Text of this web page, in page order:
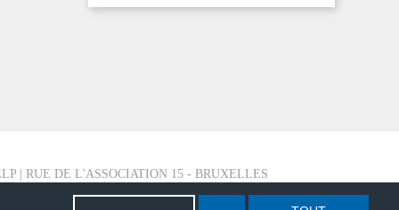
| RUE DE L'ASSOCIATION 15 - BRUXELLES